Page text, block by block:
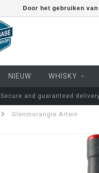
NIEUW WHISKY
Secure and guaranteed
Glenmorangie Artein
Door het gebruiken